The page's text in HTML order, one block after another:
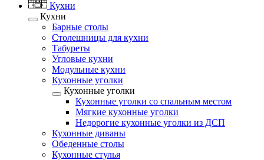
Кухни
Кухни
Барные столы
Столешницы для кухни
Табуреты
Угловые кухни
Модульные кухни
Кухонные уголки
Кухонные уголки
Кухонные уголки со спальным местом
Мягкие кухонные уголки
Недорогие кухонные уголки из ДСП
Кухонные диваны
Обеденные столы
Кухонные стулья